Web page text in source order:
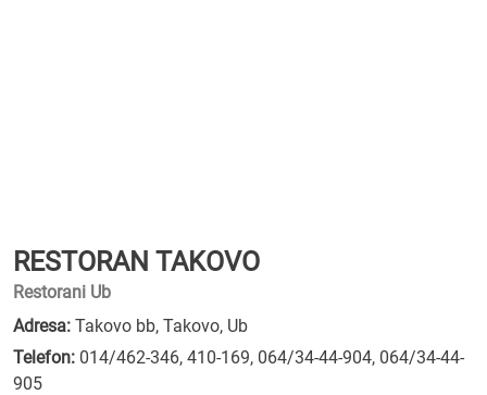
RESTORAN TAKOVO
Restorani Ub
Adresa: Takovo bb, Takovo, Ub
Telefon: 014/462-346, 410-169, 064/34-44-904, 064/34-44-
905